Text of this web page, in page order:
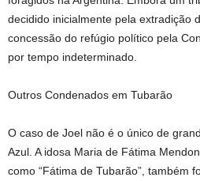
decidido inicialmente pela extradição
concessão do refúgio político pela
por tempo indeterminado.
Outros Condenados em Tubarão
O caso de Joel não é o único de
Azul. A idosa Maria de Fátima
como “Fátima de Tubarão”, também